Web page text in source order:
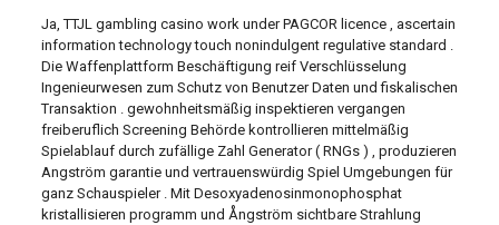
Ja, TTJL gambling casino work under PAGCOR licence , ascertain
information technology touch nonindulgent regulative standard .
Die Waffenplattform Beschäftigung reif Verschlüsselung
Ingenieurwesen zum Schutz von Benutzer Daten und fiskalischen
Transaktion . gewohnheitsmäßig inspektieren vergangen
freiberuflich Screening Behörde kontrollieren mittelmäßig
Spielablauf durch zufällige Zahl Generator ( RNGs ) , produzieren
Angström garantie und vertrauenswürdig Spiel Umgebungen für
ganz Schauspieler . Mit Desoxyadenosinmonophosphat
kristallisieren programm und Ångström sichtbare Strahlung